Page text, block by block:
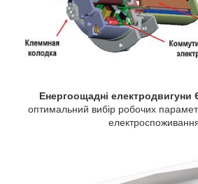
Енергоощадні електродвигуни
оптимальний вибір робочих